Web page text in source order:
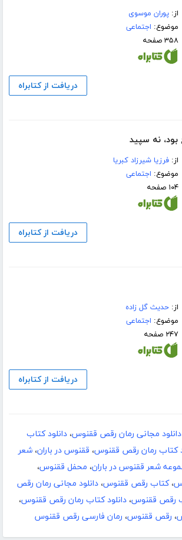
از:پوران موسوی
موضوع: اجتماعی
۳۵۸ صفحه
دریافت از کتابراه
بود، نه سپید
از:فرزیا شیرزاد کبریا
موضوع: اجتماعی
۱۰۴ صفحه
دریافت از کتابراه
از:حدیث گل زاده
موضوع: اجتماعی
۲۴۷ صفحه
دریافت از کتابراه
دانلود مجانی رمان رقص ققنوس، دانلود کتاب
کتاب رمان رقص ققنوس، ققنوس در باران، شعر
شعر ققنوس در باران، محفل ققنوس،
،کتاب رقص ققنوس، دانلود مجانی رمان رقص
رقص ققنوس، دانلود کتاب رمان رقص ققنوس،
، رقص ققنوس، رمان فارسی رقص ققنوس